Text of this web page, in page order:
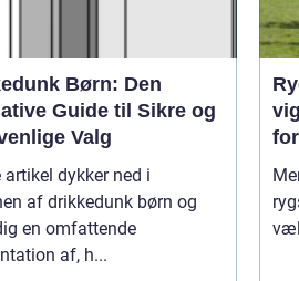
Børn: Den
Guide til Sikre og
Valg
artikel dykker ned i
af drikkedunk børn og
en omfattende
af, h...